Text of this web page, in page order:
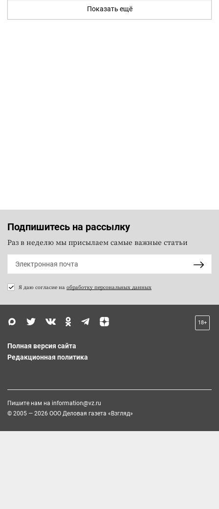
Показать ещё
Подпишитесь на рассылку
Раз в неделю мы присылаем самые важные статьи
Я даю согласие на обработку персональных данных
18+
Полная версия сайта
Редакционная политика
Пишите нам на information@vz.ru
© 2005 — 2026 ООО Деловая газета «Взгляд»